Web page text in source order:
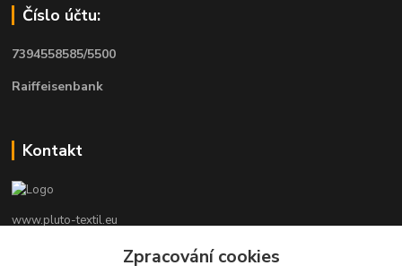
Číslo účtu:
7394558585/5500
Raiffeisenbank
Kontakt
www.pluto-textil.eu
Zpracování cookies